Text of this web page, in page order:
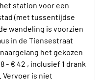
station voor een
(met tussentijdse
wandeling is voorzien
in de Tiensestraat
het gekozen
- € 42 , inclusief 1 drank
Vervoer is niet